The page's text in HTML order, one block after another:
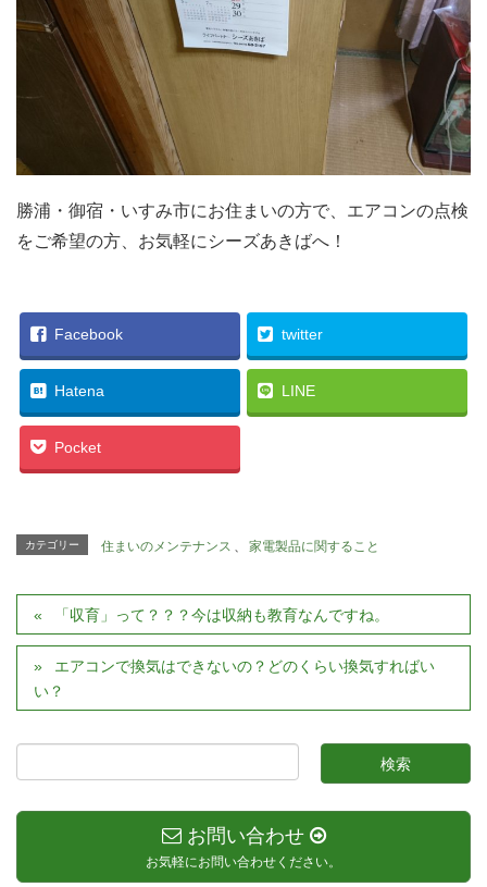
勝浦・御宿・いすみ市にお住まいの方で、エアコンの点検
をご希望の方、お気軽にシーズあきばへ！
Facebook twitter
Hatena LINE
Pocket
カテゴリー 住まいのメンテナンス 、 家電製品に関すること
「収育」って？？？今は収納も教育なんですね。
エアコンで換気はできないの？どのくらい換気すればい
い？
お問い合わせ
お気軽にお問い合わせください。